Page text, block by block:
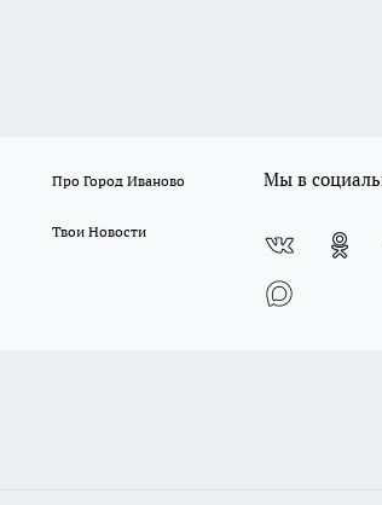
Про Город Иваново
Твои Новости
Мы в